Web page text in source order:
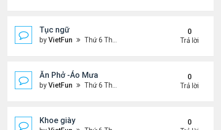
Tục ngữ
byVietFun Thứ 6 Tháng 1 13, 2023 4:43 pm
0
Trả lời
Ăn Phở -Áo Mưa
byVietFun Thứ 6 Tháng 1 13, 2023 1:26 pm
0
Trả lời
Khoe giày
0